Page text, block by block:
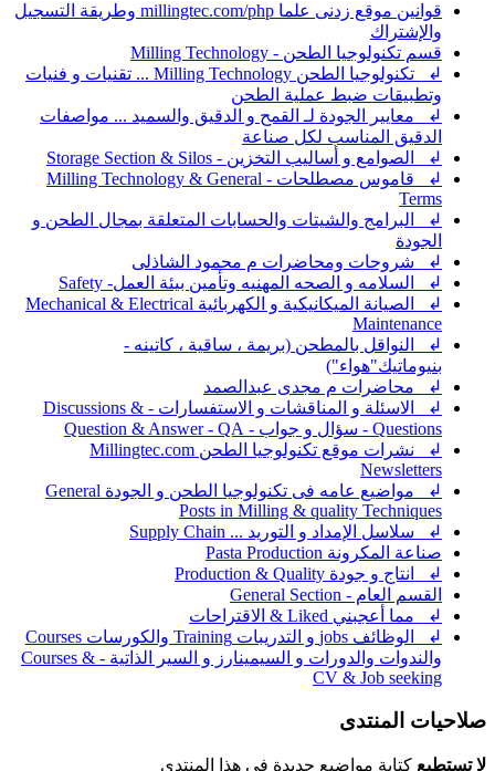
قوانين موقع زدنى علما millingtec.com/php وطريقة التسجيل
والإشتراك
قسم تكنولوجيا الطحن - Milling Technology
↲ تكنولوجيا الطحن Milling Technology ... تقنيات و فنيات
وتطبيقات ضبط عملية الطحن
↲ معايير الجودة لـ القمح و الدقيق والسميد ... مواصفات
الدقيق المناسب لكل صناعة
↲ الصوامع و أساليب التخزين - Storage Section & Silos
↲ قاموس مصطلحات - Milling Technology & General
Terms
↲ البرامج والشيتات والحسابات المتعلقة بمجال الطحن و
الجودة
↲ شروحات ومحاضرات م محمود الشاذلى
↲ السلامه و الصحه المهنيه وتأمين بيئة العمل- Safety
↲ الصيانة الميكانيكية و الكهربائية Mechanical & Electrical
Maintenance
↲ النواقل بالمطحن (بريمة ، ساقية ، كاتينه -
بنيوماتيك"هواء")
↲ محاضرات م مجدى عبدالصمد
↲ الاسئلة و المناقشات و الاستفسارات - Discussions &
Questions - سؤال و جواب - Question & Answer - QA
↲ نشرات موقع تكنولوجيا الطحن Millingtec.com
Newsletters
↲ مواضيع عامه فى تكنولوجيا الطحن و الجودة General
Posts in Milling & quality Techniques
↲ سلاسل الإمداد و التوريد ... Supply Chain
صناعة المكرونة Pasta Production
↲ انتاج و جودة Production & Quality
القسم العام - General Section
↲ مما أعجبني Liked & الاقتراحات
↲ الوظائف jobs و التدريبات Training والكورسات Courses
والندوات والدورات و السيمينارز و السير الذاتية - Courses &
CV & Job seeking
صلاحيات المنتدى
لا تستطيع كتابة مواضيع جديدة في هذا المنتدى